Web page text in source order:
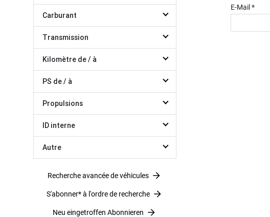
Carburant
Transmission
Kilomètre de / à
PS de / à
Propulsions
ID interne
Autre
Recherche avancée de véhicules
S'abonner* à l'ordre de recherche
Neu eingetroffen Abonnieren
E-Mail *